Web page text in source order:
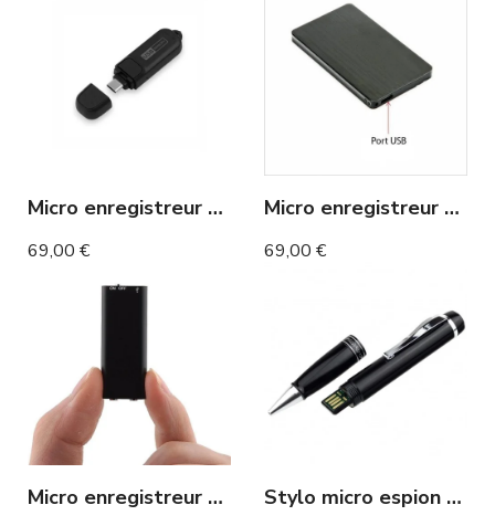
Micro enregistreur détection de bruit 20 jours pour Smartphone
69,00 €
Micro enregistreur vocal autonomie 80h et 160h en détection
69,00 €
Micro enregistreur miniature lecteur mp3 10h d'enregistrement Stylo micro espion enregistreur audio avec détection de son longue autonomie 30 jours en veille